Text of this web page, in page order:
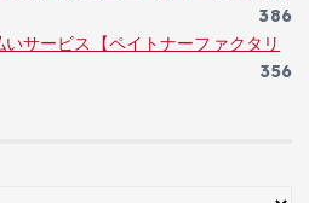
386
サービス【ペイトナーファクタリ
356